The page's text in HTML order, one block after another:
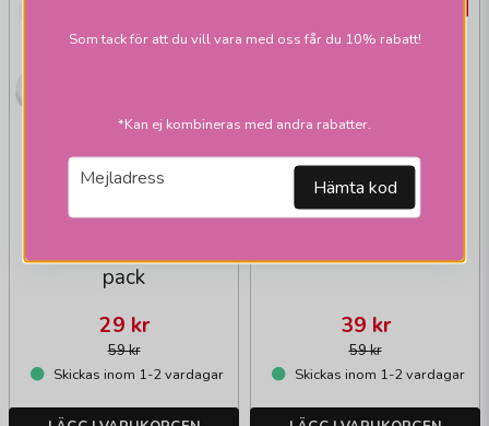
AMIGA
pack
59 kr
29 kr
Skickas inom 1-2 vardagar
Förgreningsbox
59 kr
39 kr
Skickas inom 1-2 vardagar
Som tack för att du vill vara med oss får du 10% rabatt!
*Kan ej kombineras med andra rabatter.
email
Mejladress Hämta kod